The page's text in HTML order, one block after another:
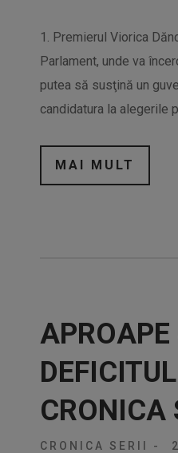
1. Premierul Viorica
Parlament, unde va
putea să susţină un
candidatura la alegerile
MAI MULT
APROAPE
CRONICA
CRONICA SERII -